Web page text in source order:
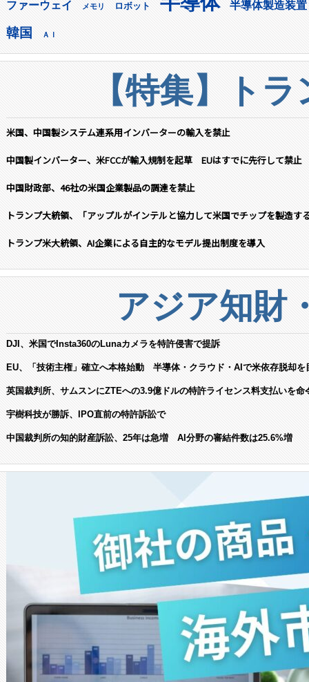
ファーウェイ メモリ ロボット 半導体製造装置
韓国 ＡＩ
【特集】ト
米国、中国製システム連系用インバーターの輸入を禁止
中国製インバーター、米FCCが輸入規制を起草 EUはすでに先行して禁止
中国財政部、46社の米国企業製品の調達を禁止
トランプ大統領、「アップルがインテルと協力して米国でチップを製造す
トランプ米大統領、AI企業による自主的なモデル提出制度を導入
アジア知財
DJI、米国でInsta360のLunaカメラを特許侵害で提訴
EU、「技術主権」確立へ本格始動 半導体・クラウド・AIで米依存脱却を
英国裁判所、サムスンにZTEへの3.9億ドルの特許ライセンス料支払いを命
宇樹科技が勝訴、IPO直前の特許訴訟で
中国裁判所の知的財産訴訟、25年は急増 AI分野の審結件数は25.6%増